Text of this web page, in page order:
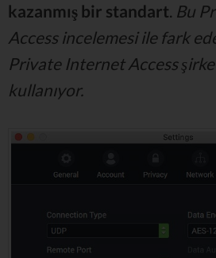
kazanmış bir standart. Bu
Access incelemesi ile fark
Private Internet Access
kullanıyor.